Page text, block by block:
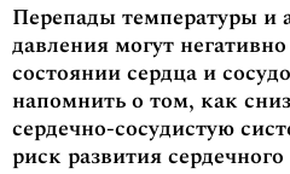
Перепады температуры и
давления могут
состоянии сердца и
напомнить о том, как
сердечно-сосудистую
риск развития